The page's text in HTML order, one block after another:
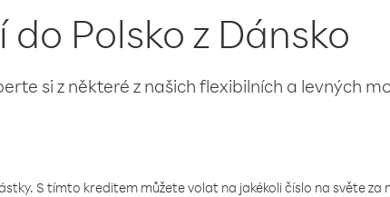
Polsko z Dánsko
si z některé z našich flexibilních a levných
S tímto kreditem můžete volat na jakékoli číslo na světe za